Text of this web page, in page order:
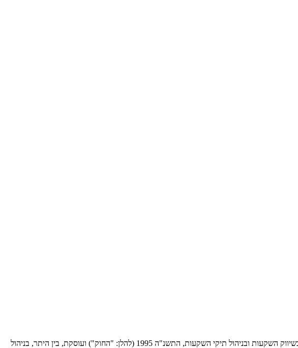
פינק ניהול השקעות בע"מ הינה חברה פרטית בעלת רישיון לניהול תיקים, כהגדרת מונח בחוק הסדרת העיסוק בייעוץ השקעות, בשיווק השקעות ובניהול תיקי השקעות, התשנ"ה 1995 (להלן: "החוק") ועוסקת, בין היתר, בניהול